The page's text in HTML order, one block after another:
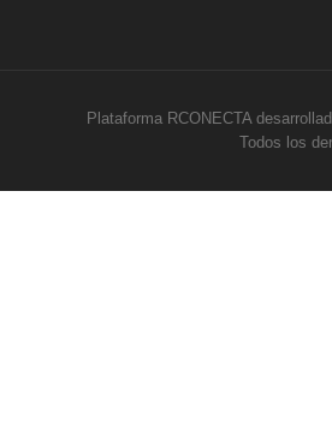
Plataforma RCONECTA
Todos los